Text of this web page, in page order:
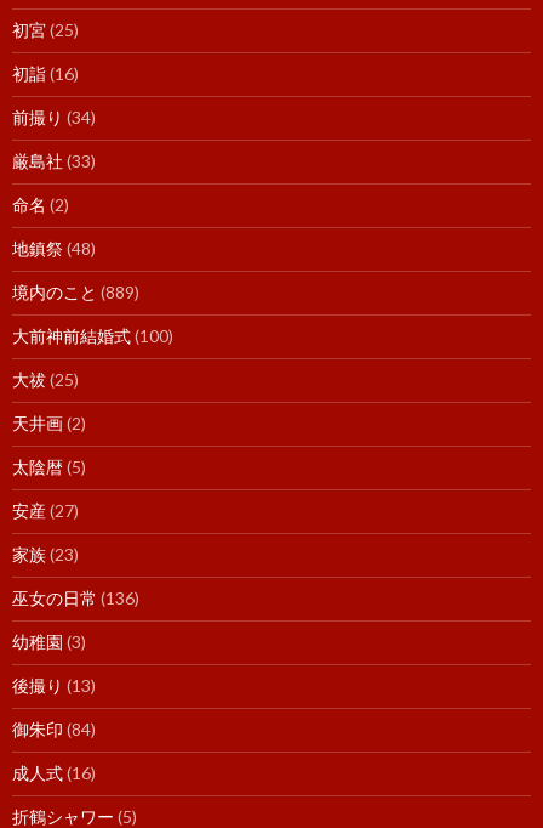
初宮(25)
初詣(16)
前撮り (34)
厳島社 (33)
命名 (2)
地鎮祭(48)
境内のこと (889)
大前神前結婚式(100)
大祓(25)
天井画(2)
太陰暦(5)
安産(27)
家族(23)
巫女の日常 (136)
幼稚園 (3)
後撮り (13)
御朱印 (84)
成人式(16)
折鶴シャワー (5)